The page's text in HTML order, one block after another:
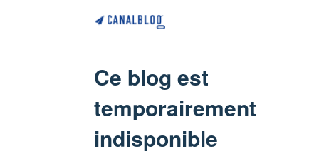
Ce blog est
temporairement
indisponible